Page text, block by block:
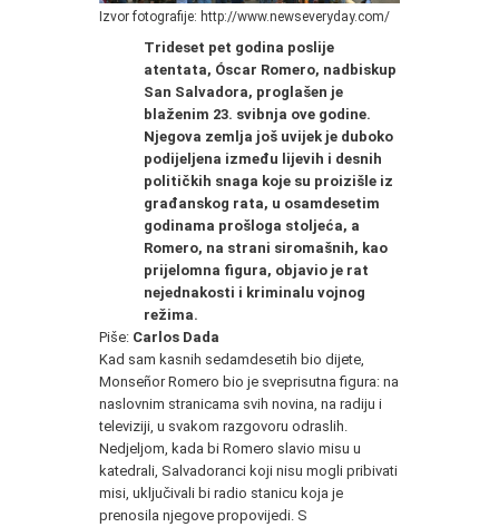
Izvor fotografije: http://www.newseveryday.com/
Trideset pet godina poslije
atentata, Óscar Romero, nadbiskup
San Salvadora, proglašen je
blaženim 23. svibnja ove godine.
Njegova zemlja još uvijek je duboko
podijeljena između lijevih i desnih
političkih snaga koje su proizišle iz
građanskog rata, u osamdesetim
godinama prošloga stoljeća, a
Romero, na strani siromašnih, kao
prijelomna figura, objavio je rat
nejednakosti i kriminalu vojnog
režima.
Piše: Carlos Dada
Kad sam kasnih sedamdesetih bio dijete,
Monseñor Romero bio je sveprisutna figura: na
naslovnim stranicama svih novina, na radiju i
televiziji, u svakom razgovoru odraslih.
Nedjeljom, kada bi Romero slavio misu u
katedrali, Salvadoranci koji nisu mogli pribivati
misi, uključivali bi radio stanicu koja je
prenosila njegove propovijedi. S